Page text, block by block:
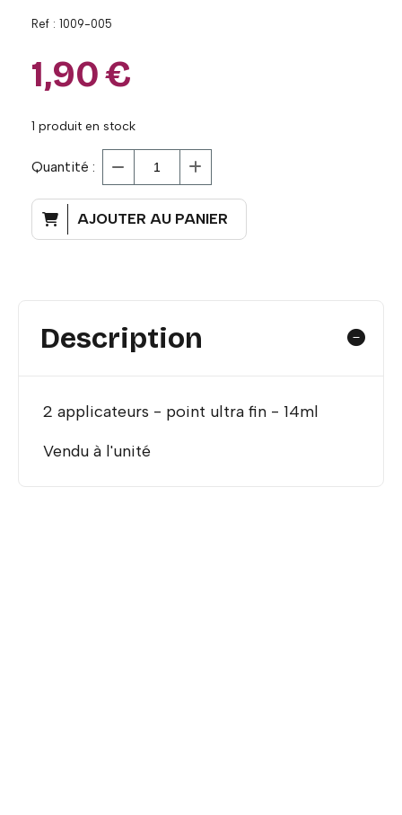
Ref : 1009-005
1,90€
1 produit en stock
Quantité :
AJOUTER AU PANIER
Description
2 applicateurs - point ultra fin - 14ml
Vendu à l'unité